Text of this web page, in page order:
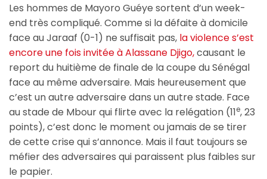
Les hommes de Mayoro Guéye sortent d’un week-
end très compliqué. Comme si la défaite à domicile
face au Jaraaf (0-1) ne suffisait pas, la violence s’est
encore une fois invitée à Alassane Djigo,causant le
report du huitième de finale de la coupe du Sénégal
face au même adversaire. Mais heureusement que
c’est un autre adversaire dans un autre stade. Face
au stade de Mbour qui flirte avec la relégation (11e, 23
points), c’est donc le moment ou jamais de se tirer
de cette crise qui s’annonce. Mais il faut toujours se
méfier des adversaires qui paraissent plus faibles sur
le papier.